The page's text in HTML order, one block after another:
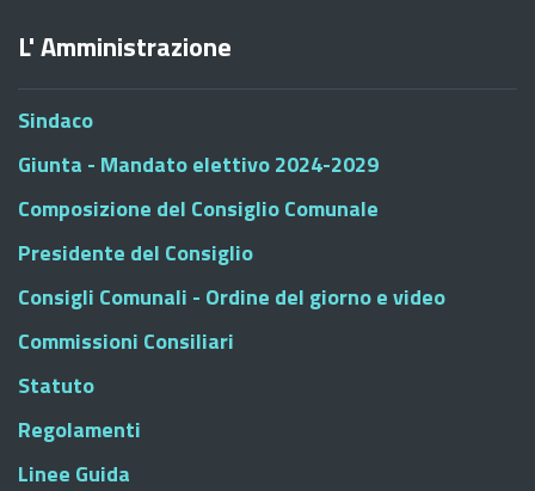
L' Amministrazione
Sindaco
Giunta - Mandato elettivo 2024-2029
Composizione del Consiglio Comunale
Presidente del Consiglio
Consigli Comunali - Ordine del giorno e video
Commissioni Consiliari
Statuto
Regolamenti
Linee Guida